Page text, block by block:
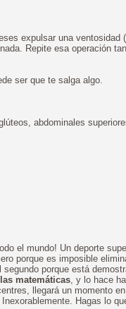
expulsar una ventosidad
Repite esa operación
ser que te salga algo.
abdominales
el mundo! Un deporte
porque es imposible
porque está
matemáticas, y lo hace
llegará un momento
Hagas lo